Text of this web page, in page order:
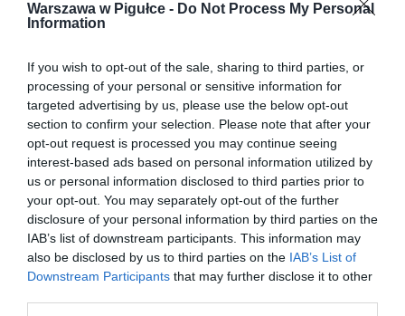
Warszawa w Pigułce - Do Not Process My Personal
Information
If you wish to opt-out of the sale, sharing to third parties, or
processing of your personal or sensitive information for
targeted advertising by us, please use the below opt-out
section to confirm your selection. Please note that after your
opt-out request is processed you may continue seeing
interest-based ads based on personal information utilized by
us or personal information disclosed to third parties prior to
your opt-out. You may separately opt-out of the further
disclosure of your personal information by third parties on the
IAB’s list of downstream participants. This information may
also be disclosed by us to third parties on the IAB’s List of
Downstream Participants that may further disclose it to other